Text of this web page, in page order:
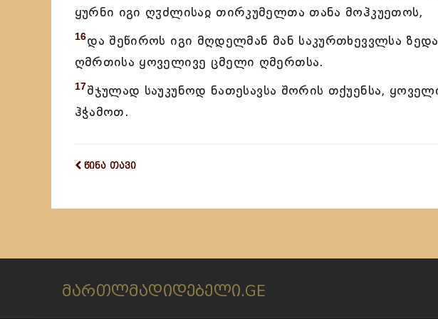
ყურნი იგი ღჳძლისაჲ თირკუმელთა თანა მოჰკუეთოს,
16და შეწიროს იგი მღდელმან მან საკურთხევვლსა
ღმრთისა ყოველივე ცმელი ღმერთსა.
17შჯულად საუკუნოდ ნათესავსა შორის თქუენსა,
ჰჭამოთ.
წინა თავი
მართლმადიდებელი.GE